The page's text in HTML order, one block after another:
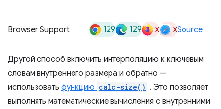
Browser Support 129 129 x xSource
Другой способ включить интерполяцию к ключевым
словам внутреннего размера и обратно —
использовать функцию calc-size() . Это позволяет
выполнять математические вычисления с внутренними